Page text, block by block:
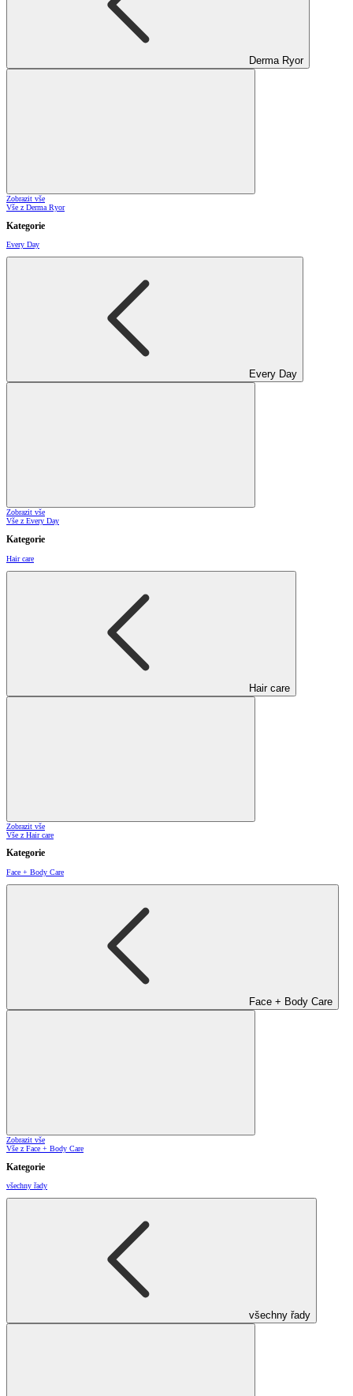
Derma Ryor
Zobrazit vše
Vše z Derma Ryor
Kategorie
Every Day
Every Day
Zobrazit vše
Vše z Every Day
Kategorie
Hair care
Hair care
Zobrazit vše
Vše z Hair care
Kategorie
Face + Body Care
Face + Body Care
Zobrazit vše
Vše z Face + Body Care
Kategorie
všechny řady
všechny řady